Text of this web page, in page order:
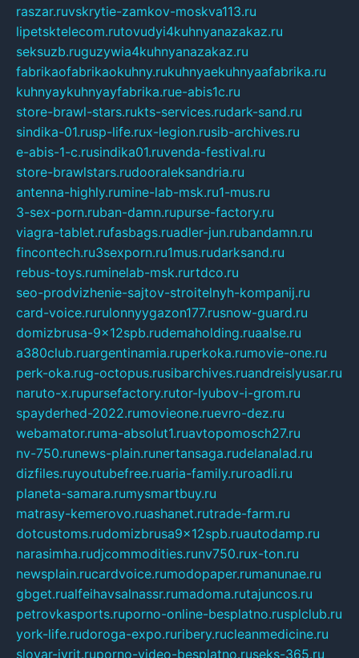
raszar.ruvskrytie-zamkov-moskva113.ru
lipetsktelecom.rutovudyi4kuhnyanazakaz.ru
seksuzb.ruguzywia4kuhnyanazakaz.ru
fabrikaofabrikaokuhny.rukuhnyaekuhnyaafabrika.ru
kuhnyaykuhnyayfabrika.rue-abis1c.ru
store-brawl-stars.rukts-services.rudark-sand.ru
sindika-01.rusp-life.rux-legion.rusib-archives.ru
e-abis-1-c.rusindika01.ruvenda-festival.ru
store-brawlstars.rudooraleksandria.ru
antenna-highly.rumine-lab-msk.ru1-mus.ru
3-sex-porn.ruban-damn.rupurse-factory.ru
viagra-tablet.rufasbags.ruadler-jun.rubandamn.ru
fincontech.ru3sexporn.ru1mus.rudarksand.ru
rebus-toys.ruminelab-msk.rurtdco.ru
seo-prodvizhenie-sajtov-stroitelnyh-kompanij.ru
card-voice.rurulonnyygazon177.rusnow-guard.ru
domizbrusa-9x12spb.rudemaholding.ruaalse.ru
a380club.ruargentinamia.ruperkoka.rumovie-one.ru
perk-oka.rug-octopus.rusibarchives.ruandreislyusar.ru
naruto-x.rupursefactory.rutor-lyubov-i-grom.ru
spayderhed-2022.rumovieone.ruevro-dez.ru
webamator.ruma-absolut1.ruavtopomosch27.ru
nv-750.runews-plain.runertansaga.rudelanalad.ru
dizfiles.ruyoutubefree.ruaria-family.ruroadli.ru
planeta-samara.rumysmartbuy.ru
matrasy-kemerovo.ruashanet.rutrade-farm.ru
dotcustoms.rudomizbrusa9x12spb.ruautodamp.ru
narasimha.rudjcommodities.runv750.rux-ton.ru
newsplain.rucardvoice.rumodopaper.rumanunae.ru
gbget.rualfeihavsalnassr.rumadoma.rutajuncos.ru
petrovkasports.ruporno-online-besplatno.rusplclub.ru
york-life.rudoroga-expo.ruribery.rucleanmedicine.ru
slovar-ivrit.ruporno-video-besplatno.ruseks-365.ru